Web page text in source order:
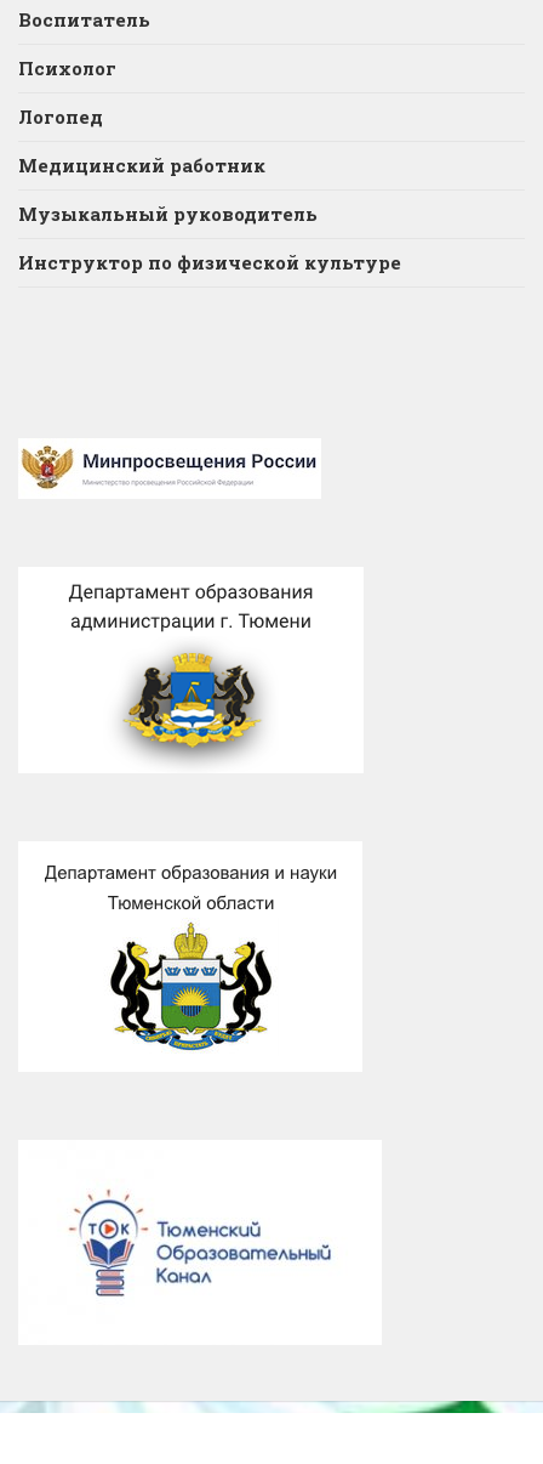
Воспитатель
Психолог
Логопед
Медицинский работник
Музыкальный руководитель
Инструктор по физической культуре